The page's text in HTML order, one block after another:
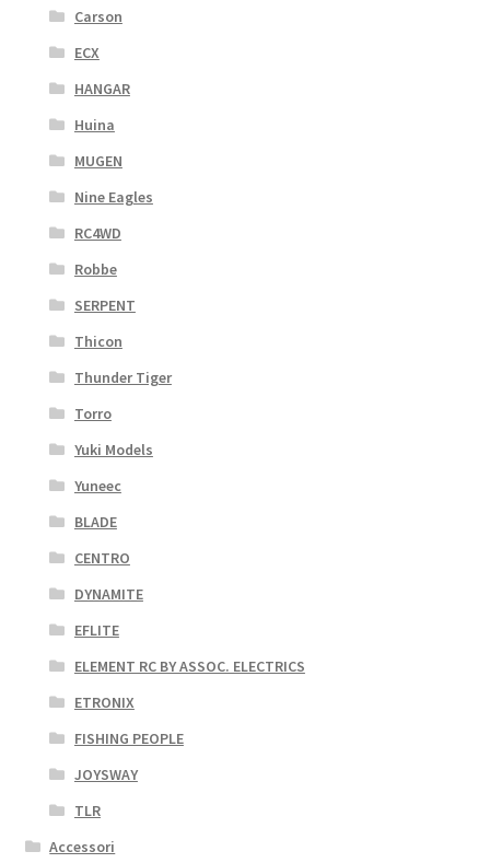
Carson
ECX
HANGAR
Huina
MUGEN
Nine Eagles
RC4WD
Robbe
SERPENT
Thicon
Thunder Tiger
Torro
Yuki Models
Yuneec
BLADE
CENTRO
DYNAMITE
EFLITE
ELEMENT RC BY ASSOC. ELECTRICS
ETRONIX
FISHING PEOPLE
JOYSWAY
TLR
Accessori